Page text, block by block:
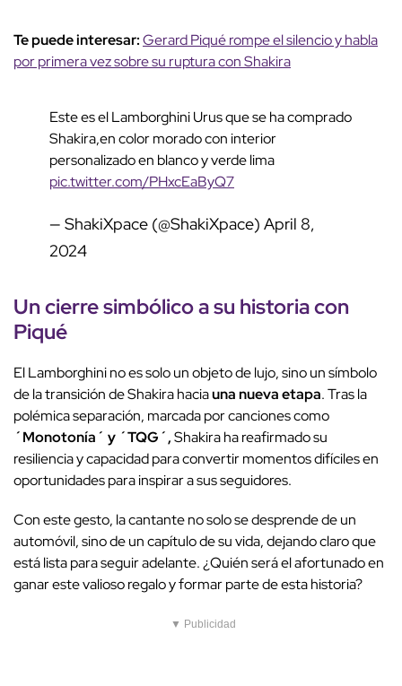
Te puede interesar:Gerard Piqué rompe el silencio y habla
por primera vez sobre su ruptura con Shakira
Este es el Lamborghini Urus que se ha comprado
Shakira,en color morado con interior
personalizado en blanco y verde lima
pic.twitter.com/PHxcEaByQ7
— ShakiXpace (@ShakiXpace) April 8,
2024
Un cierre simbólico a su historia con
Piqué
El Lamborghini no es solo un objeto de lujo, sino un símbolo
de la transición de Shakira haciauna nueva etapa. Tras la
polémica separación, marcada por canciones como
´Monotonía´ y ´TQG´,Shakira ha reafirmado su
resiliencia y capacidad para convertir momentos difíciles en
oportunidades para inspirar a sus seguidores.
Con este gesto, la cantante no solo se desprende de un
automóvil, sino de un capítulo de su vida, dejando claro que
está lista para seguir adelante. ¿Quién será el afortunado en
ganar este valioso regalo y formar parte de esta historia?
▼ Publicidad